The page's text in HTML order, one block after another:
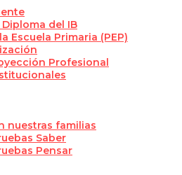
del IB
Escuela Primaria (PEP)
Profesional
nuestras familias
Saber
Pensar